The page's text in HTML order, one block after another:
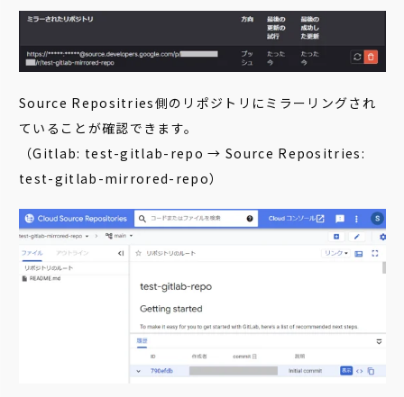
Source Repositries側のリポジトリにミラーリングされ
ていることが確認できます。
（Gitlab: test-gitlab-repo → Source Repositries:
test-gitlab-mirrored-repo）